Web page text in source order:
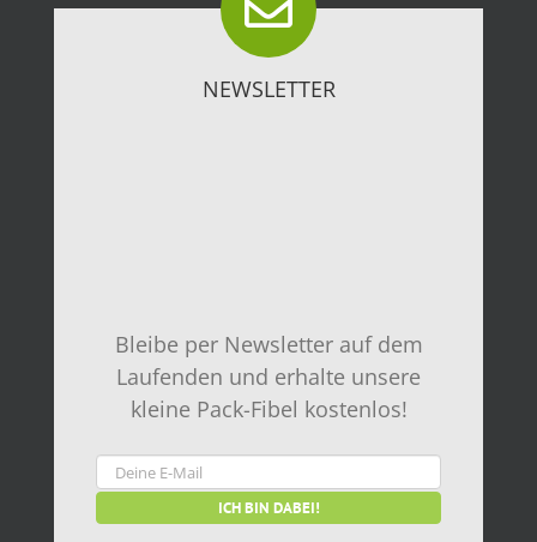
NEWSLETTER
Bleibe per Newsletter auf dem
Laufenden und erhalte unsere
kleine Pack-Fibel kostenlos!